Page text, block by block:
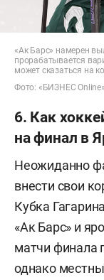
«Ак Барс» намерен
прорабатывается
может сказаться на
Фото: «БИЗНЕС Online»
6. Как
на финал в
Неожиданно
внести свои
Кубка
«Ак Барс» и
матчи финала
однако